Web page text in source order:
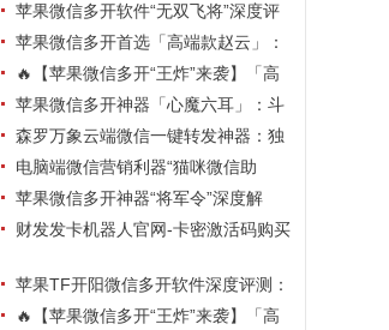
苹果微信多开软件“无双飞将”深度评
测：TF正式码+7天退换，拍拍卡激活
码商城正品保障
苹果微信多开首选「高端款赵云」：
TF正式码+斗战神8073包，7天退换认
准拍拍卡激活码商城
🔥【苹果微信多开“王炸”来袭】「高
端地狱火」—— TF正式码+斗战神807
3包，7天退换，安全防封，多开自由触
手可及！
苹果微信多开神器「心魔六耳」：斗
战神8073包+7天退换，认准拍拍卡激
活码商城
森罗万象云端微信一键转发神器：独
家源码·安全防封·月卡季卡半年卡年卡
授权，7天无理由退换！
电脑端微信营销利器“猫咪微信助
手”深度评测：7大模块功能全解析，多
卡种授权灵活选
苹果微信多开神器“将军令”深度解
析：8073版本包+TF外侧码，微商营销
财发发卡机器人官网-卡密激活码购买
换苹果TF开阳微信多开软件深度评测：
凡尔赛8069包功能全解析，TestFlight
🔥【苹果微信多开“王炸”来袭】「高